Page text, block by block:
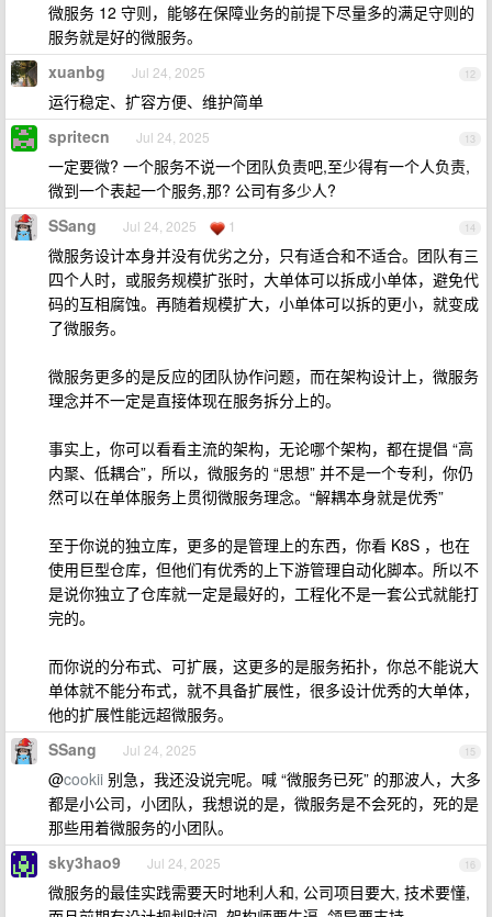
微服务 12 守则，能够在保障业务的前提下尽量多的满足守则的
服务就是好的微服务。
12
xuanbg Jul 24, 2025
运行稳定、扩容方便、维护简单
13
spritecn Jul 24, 2025
一定要微? 一个服务不说一个团队负责吧,至少得有一个人负责,
微到一个表起一个服务,那? 公司有多少人?
14
SSang Jul 24, 2025 1
微服务设计本身并没有优劣之分，只有适合和不适合。团队有三
四个人时，或服务规模扩张时，大单体可以拆成小单体，避免代
码的互相腐蚀。再随着规模扩大，小单体可以拆的更小，就变成
了微服务。
微服务更多的是反应的团队协作问题，而在架构设计上，微服务
理念并不一定是直接体现在服务拆分上的。
事实上，你可以看看主流的架构，无论哪个架构，都在提倡 “高
内聚、低耦合”，所以，微服务的 “思想” 并不是一个专利，你仍
然可以在单体服务上贯彻微服务理念。“解耦本身就是优秀”
至于你说的独立库，更多的是管理上的东西，你看 K8S ，也在
使用巨型仓库，但他们有优秀的上下游管理自动化脚本。所以不
是说你独立了仓库就一定是最好的，工程化不是一套公式就能打
完的。
而你说的分布式、可扩展，这更多的是服务拓扑，你总不能说大
单体就不能分布式，就不具备扩展性，很多设计优秀的大单体，
他的扩展性能远超微服务。
15
SSang Jul 24, 2025
@cookii 别急，我还没说完呢。喊 “微服务已死” 的那波人，大多
都是小公司，小团队，我想说的是，微服务是不会死的，死的是
那些用着微服务的小团队。
16
sky3hao9 Jul 24, 2025
微服务的最佳实践需要天时地利人和, 公司项目要大, 技术要懂,